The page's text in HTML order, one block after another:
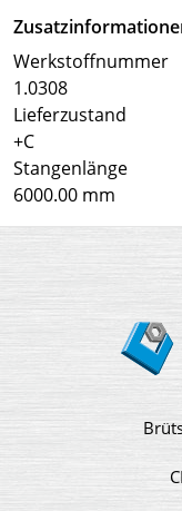
Werkstoffnummer
1.0308
Lieferzustand
+C
Stangenlänge
6000.00 mm